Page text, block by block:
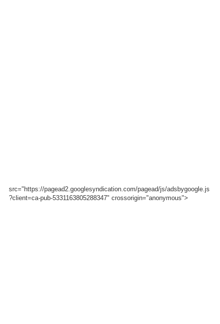
src="https://pagead2.googlesyndication.com/pagead/js/adsbygoogle.js
?client=ca-pub-5331163805288347" crossorigin="anonymous">